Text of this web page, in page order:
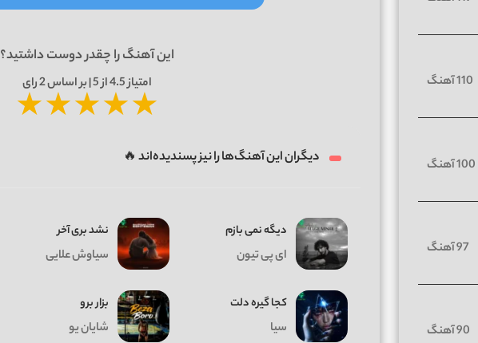
این آهنگ را چقدر دوست داشتید؟
امتیاز4.5از 5 | بر اساس 2رای
★★★★★
دیگران این آهنگ‌ها را نیز پسندیده‌اند 🔥
دیگه نمی بازم
ای پی تیون
نشد بری آخر
سیاوش علایی
کجا گیره دلت
سیا
بزار برو
شایان یو
110 آهنگ
100 آهنگ
97 آهنگ
90 آهنگ